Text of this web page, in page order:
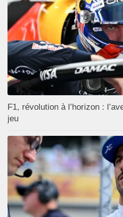
F1, révolution à l’horizon :
jeu